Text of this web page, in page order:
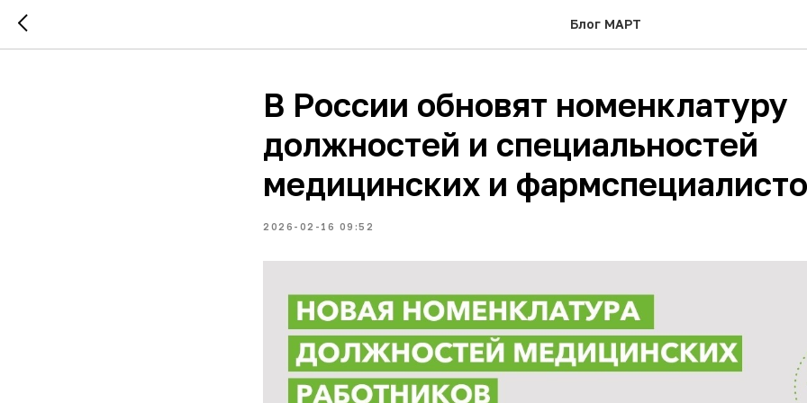
Блог МАРТ
В России обновят номенклатуру
должностей и специальностей
медицинских и
2026-02-16 09:52